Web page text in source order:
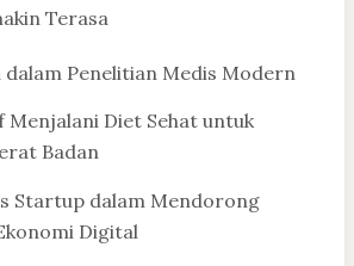
Terasa
Penelitian Medis Modern
Diet Sehat untuk
Badan
Startup dalam Mendorong
Digital